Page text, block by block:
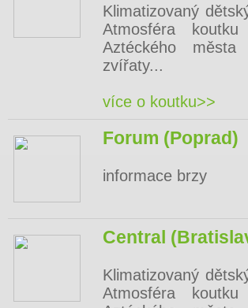
Klimatizovaný
Atmosféra
Aztéckého
zvířaty...
více o koutku>>
Forum (Poprad)
informace brzy
Central
Klimatizovaný
Atmosféra